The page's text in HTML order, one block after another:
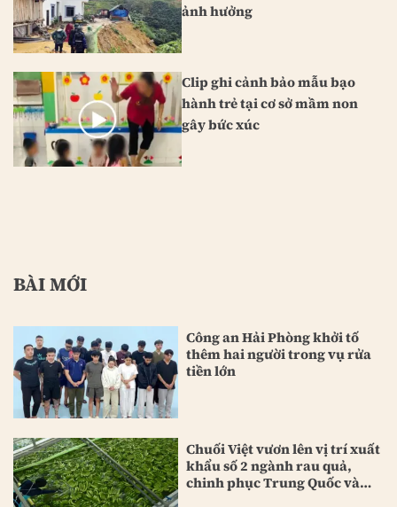
ảnh hưởng
Clip ghi cảnh bảo mẫu bạo
hành trẻ tại cơ sở mầm non
gây bức xúc
BÀI MỚI
Công an Hải Phòng khởi tố
thêm hai người trong vụ rửa
tiền lớn
Chuối Việt vươn lên vị trí xuất
khẩu số 2 ngành rau quả,
chinh phục Trung Quốc và